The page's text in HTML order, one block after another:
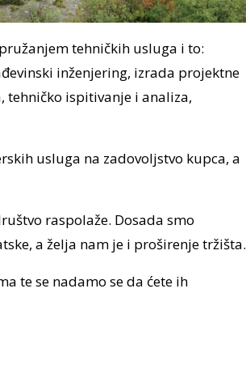
tehničkih usluga i to:
inženjering, izrada projektne
tehničko ispitivanje i analiza,
usluga na zadovoljstvo kupca, a
raspolaže. Dosada smo
a želja nam je i proširenje tržišta.
te se nadamo se da ćete ih